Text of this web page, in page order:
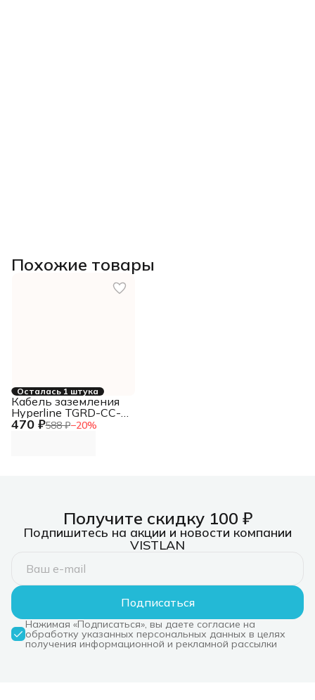
Похожие товары
Осталась 1 штука
470 ₽588 ₽−20%
Кабель заземления
Hyperline TGRD-CC-
15 дл.150мм
Получите скидку 100 ₽
Подпишитесь на акции и новости компании
VISTLAN
Подписаться
Нажимая «Подписаться», вы даете согласие на
обработку указанных персональных данных в целях
получения информационной и рекламной рассылки